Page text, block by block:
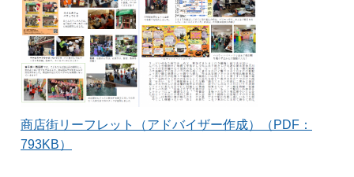
商店街リーフレット（アドバイザー作成）（PDF：
793KB）